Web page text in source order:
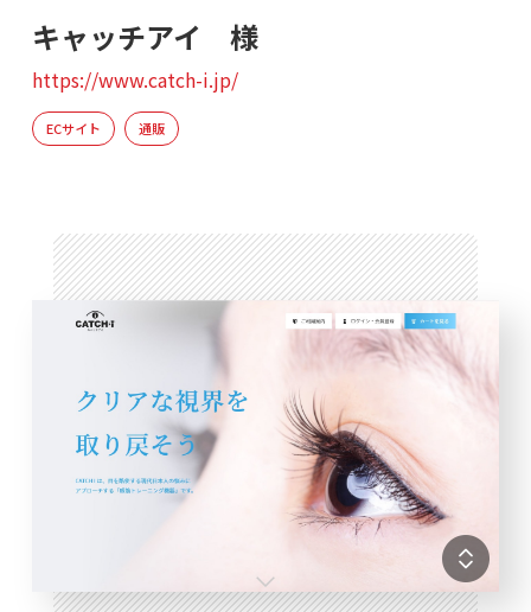
キャッチアイ 様
https://www.catch-i.jp/
ECサイト 通販